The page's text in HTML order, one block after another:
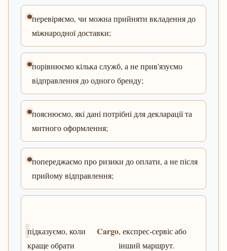
перевіряємо, чи можна прийняти вкладення до
міжнародної доставки;
порівнюємо кілька служб, а не прив'язуємо
відправлення до одного бренду;
пояснюємо, які дані потрібні для декларації та
митного оформлення;
попереджаємо про ризики до оплати, а не після
прийому відправлення;
підказуємо, коли
краще обрати
Cargo, експрес-сервіс або
інший маршрут.